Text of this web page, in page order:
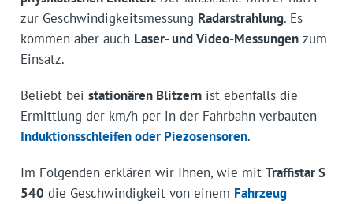
zur Geschwindigkeitsmessung Radarstrahlung. Es
kommen aber auch Laser- und Video-Messungenzum
Einsatz.
Beliebt bei stationären Blitzernist ebenfalls die
Ermittlung der km/h per in der Fahrbahn verbauten
Induktionsschleifen oder Piezosensoren.
Im Folgenden erklären wir Ihnen, wie mit Traffistar S
540 die Geschwindigkeit von einem Fahrzeug